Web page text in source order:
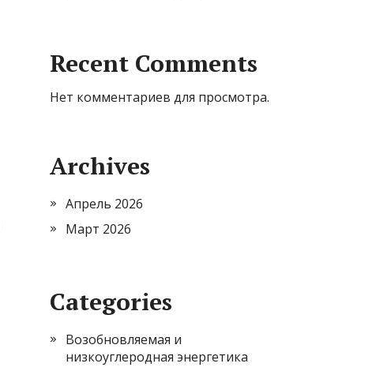
Recent Comments
Нет комментариев для просмотра.
Archives
Апрель 2026
Март 2026
Categories
Возобновляемая и
низкоуглеродная энергетика